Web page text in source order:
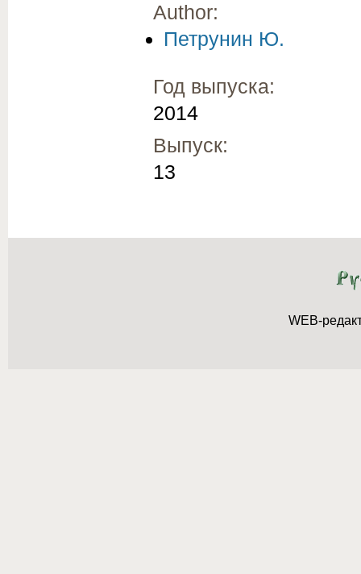
Author:
Петрунин Ю.
Год выпуска:
2014
Выпуск:
13
WEB-